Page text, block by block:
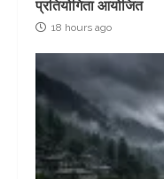
प्रतियोगिता आयोजित
18 hours ago